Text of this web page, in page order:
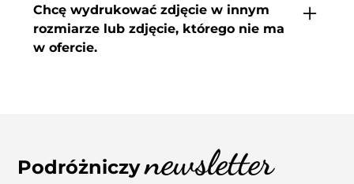
reklamacji i skontaktuj się z nami.
Jeśli zamówione wydruki będą uszkodzone
Chcę wydrukować zdjęcie w innym
rozmiarze lub zdjęcie, którego nie ma
w ofercie.
się z nami mailowo – pomożemy! Niektóre
zdjęcia mają możliwość wydruku na płótnie.
Podróżniczynewsletter